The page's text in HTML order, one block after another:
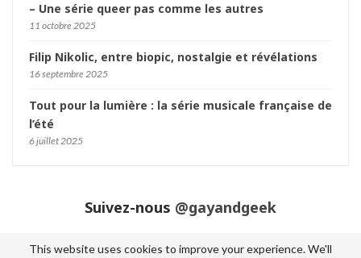
– Une série queer pas comme les autres
11 octobre 2025
Filip Nikolic, entre biopic, nostalgie et révélations
16 septembre 2025
Tout pour la lumière : la série musicale française de
l’été
6 juillet 2025
Suivez-nous @gayandgeek
This website uses cookies to improve your experience. We'll